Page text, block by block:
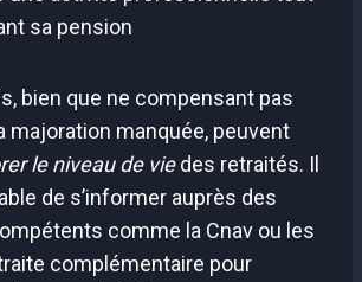
sa pension
bien que ne compensant pas
majoration manquée, peuvent
le niveau de viedes retraités. Il
de s’informer auprès des
comme la Cnav ou les
complémentaire pour